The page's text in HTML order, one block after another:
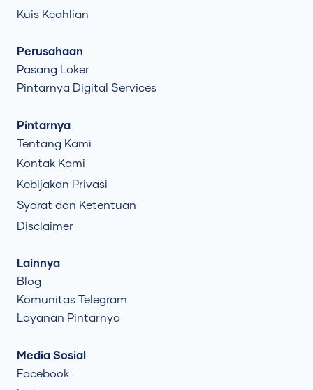
Kuis Keahlian
Perusahaan
Pasang Loker
Pintarnya Digital Services
Pintarnya
Tentang Kami
Kontak Kami
Kebijakan Privasi
Syarat dan Ketentuan
Disclaimer
Lainnya
Blog
Komunitas Telegram
Layanan Pintarnya
Media Sosial
Facebook